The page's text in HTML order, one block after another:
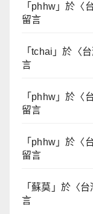
「 phhw 」於〈
留言
「tchai 」於〈
言
「 phhw 」於〈
留言
「 phhw 」於〈
留言
「蘇莫 」於〈台
言